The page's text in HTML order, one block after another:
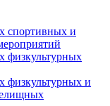
спортивных и
физкультурных
физкультурных и